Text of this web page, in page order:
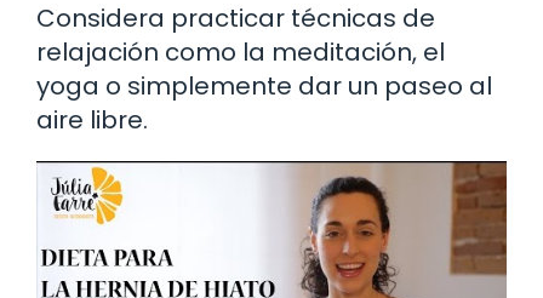
Considera practicar técnicas de
relajación como la meditación, el
yoga o simplemente dar un paseo al
aire libre.